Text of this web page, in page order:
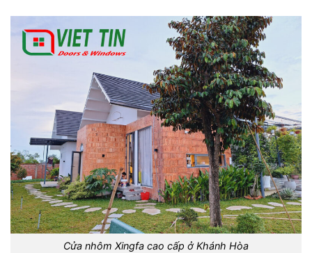
Cửa nhôm Xingfa cao cấp ở Khánh Hòa